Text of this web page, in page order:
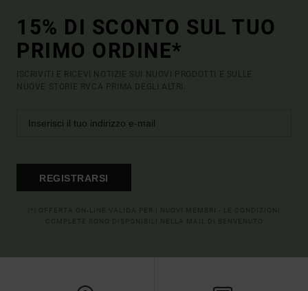
15% DI SCONTO SUL TUO
PRIMO ORDINE*
ISCRIVITI E RICEVI NOTIZIE SUI NUOVI PRODOTTI E SULLE
NUOVE STORIE RVCA PRIMA DEGLI ALTRI.
REGISTRARSI